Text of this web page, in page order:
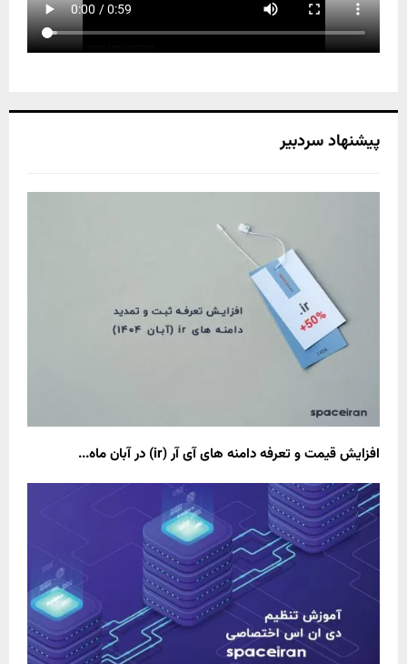
پیشنهاد سردبیر
افزایش قیمت و تعرفه دامنه های آی آر (ir) در آبان ماه...